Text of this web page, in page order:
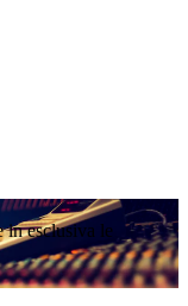
in esclusiva le